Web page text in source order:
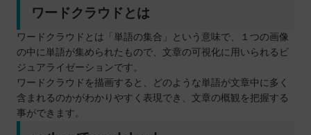
北海道 / 東北
中部
近畿
中国
四国
ワードクラウドとは
ワードクラウドとは「単語の集合」という意味で、１つの画像
の中に単語が集められたもので、文章の可視化に用いられるビ
ジュアライゼーションです。
ワードクラウドを描画すると、どのような単語が文章中に多く
含まれるのかがわかりやすく表現でき、文章の概観を把握する
事ができます。